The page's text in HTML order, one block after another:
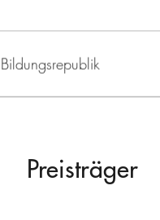
Preisträger